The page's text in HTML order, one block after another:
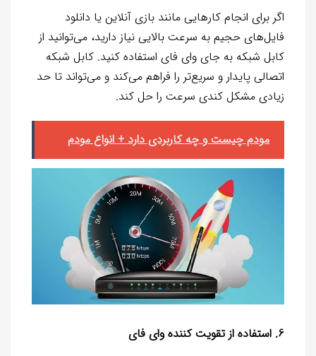
اگر برای انجام کارهایی مانند بازی آنلاین یا دانلود
فایل‌های حجیم به سرعت بالایی نیاز دارید، می‌توانید از
کابل شبکه به جای وای فای استفاده کنید. کابل شبکه
اتصالی پایدار و سریع‌تر را فراهم می‌کند و می‌تواند تا حد
زیادی مشکل کندی سرعت را حل کند.
مودم چیست و چه کاربردی دارد + انواع مودم
6. استفاده از تقویت کننده وای فای